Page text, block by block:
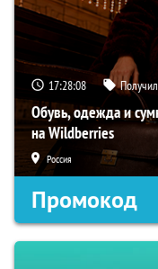
17:28:07
Обувь, одежда и
на Wildberries
Россия
Промокод